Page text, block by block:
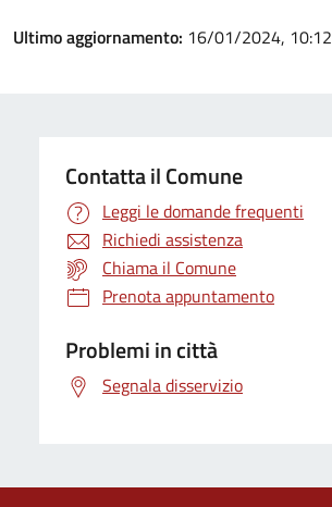
Ultimo aggiornamento: 16/01/2024, 10:12
Contatta il Comune
Leggi le domande frequenti
Richiedi assistenza
Chiama il Comune
Prenota appuntamento
Problemi in città
Segnala disservizio